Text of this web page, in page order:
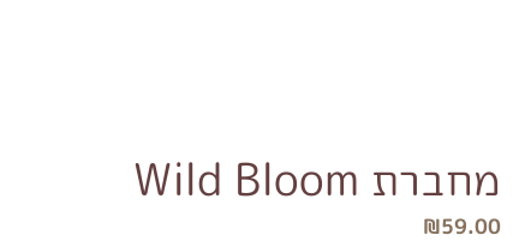
מחברת Wild Bloom
₪59.00